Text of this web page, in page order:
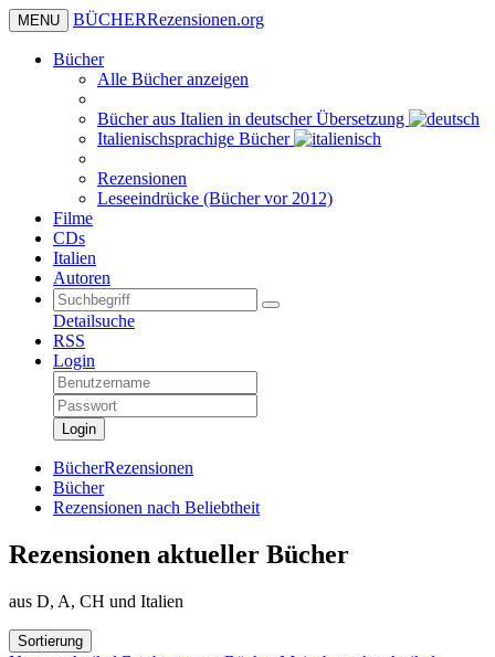
MENU BÜCHERRezensionen.org
Bücher
Alle Bücher anzeigen
Bücher aus Italien in deutscher Übersetzung
Italienischsprachige Bücher
Rezensionen
Leseeindrücke (Bücher vor 2012)
Filme
CDs
Italien
Autoren
Detailsuche
RSS
Login
Login
BücherRezensionen
Bücher
Rezensionen nach Beliebtheit
Rezensionen aktueller Bücher
aus D, A, CH und Italien
Sortierung